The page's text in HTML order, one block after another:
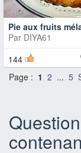
Pie aux fruits
Par DIYA61
144
Page : 1 2 ... 5